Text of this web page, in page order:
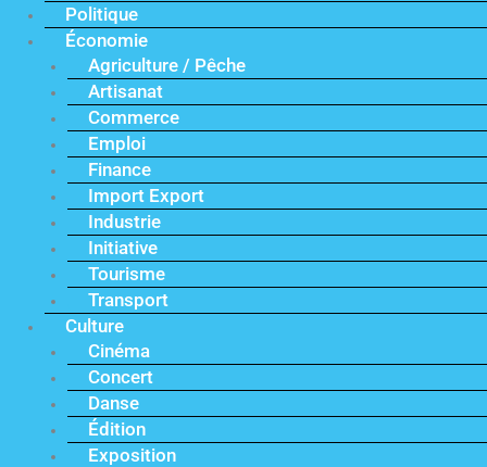
Politique
Économie
Agriculture / Pêche
Artisanat
Commerce
Emploi
Finance
Import Export
Industrie
Initiative
Tourisme
Transport
Culture
Cinéma
Concert
Danse
Édition
Exposition